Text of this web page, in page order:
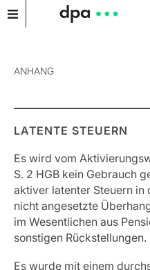
ANHANG
LATENTE STEUERN
Es wird vom
S. 2 HGB kein Gebrauch
aktiver latenter Steuern in
nicht angesetzte
im Wesentlichen aus
sonstigen Rückstellungen.
Es wurde mit einem